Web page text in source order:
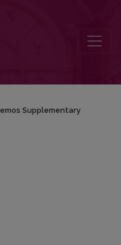
Supplementary